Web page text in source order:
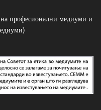
на професионални медиуми и